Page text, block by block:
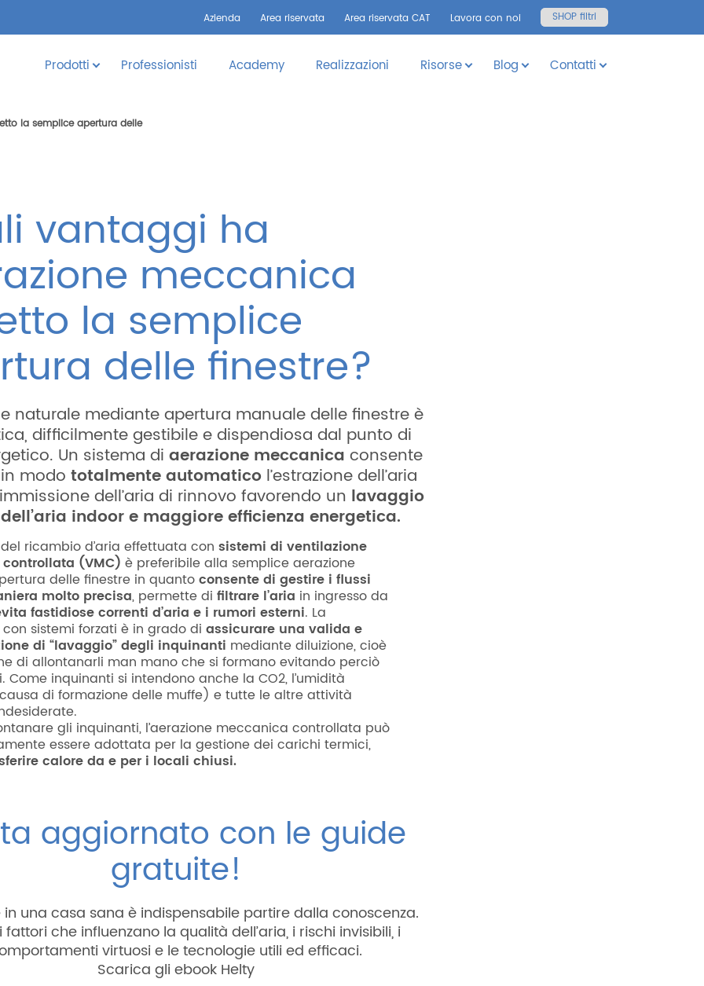
Azienda Area riservata Area riservata CAT Lavora con noi SHOP filtri
Prodotti Professionisti Academy Realizzazioni Risorse Blog Contatti
la semplice apertura delle
vantaggi ha
meccanica
la semplice
delle finestre?
naturale mediante apertura manuale delle finestre è
difficilmente gestibile e dispendiosa dal punto di
Un sistema di aerazione meccanica consente
modo totalmente automatico l’estrazione dell’aria
dell’aria di rinnovo favorendo un lavaggio
indoor e maggiore efficienza energetica.
ricambio d’aria effettuata con sistemi di ventilazione
(VMC) è preferibile alla semplice aerazione
delle finestre in quantoconsente di gestire i flussi
molto precisa, permette di filtrare l’aria in ingresso da
fastidiose correnti d’aria e i rumori esterni. La
sistemi forzati è in grado di assicurare una valida e
di “lavaggio” degli inquinanti mediante diluizione, cioè
di allontanarli man mano che si formano evitando perciò
Come inquinanti si intendono anche la CO2, l’umidità
di formazione delle muffe) e tutte le altre attività
gli inquinanti, l’aerazione meccanica controllata può
essere adottata per la gestione dei carichi termici,
calore da e per i locali chiusi.
aggiornato con le guide
gratuite!
in una casa sana è indispensabile partire dalla conoscenza.
fattori che influenzano la qualità dell’aria, i rischi invisibili, i
virtuosi e le tecnologie utili ed efficaci.
Scarica gli ebook Helty